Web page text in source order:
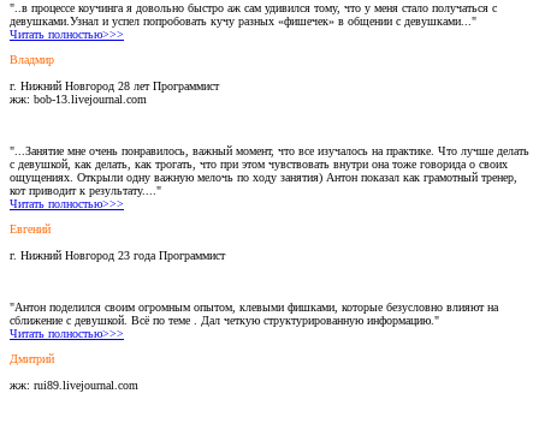
"..в процессе коучинга я довольно быстро аж сам удивился тому, что у меня стало получаться с
девушками.Узнал и успел попробовать кучу разных «фишечек» в общении с девушками..."
Читать полностью>>>
Владмир
г. Нижний Новгород 28 лет Программист
жж: bob-13.livejournal.com
"...Занятие мне очень понравилось, важный момент, что все изучалось на практике. Что лучше делать
с девушкой, как делать, как трогать, что при этом чувствовать внутри она тоже говорида о своих
ощущениях. Открыли одну важную мелочь по ходу занятия) Антон показал как грамотный тренер,
кот приводит к результату...."
Читать полностью>>>
Евгений
г. Нижний Новгород 23 года Программист
"Антон поделился своим огромным опытом, клевыми фишками, которые безусловно влияют на
сближение с девушкой. Всё по теме . Дал четкую структурированную информацию."
Читать полностью>>>
Дмитрий
жж: rui89.livejournal.com